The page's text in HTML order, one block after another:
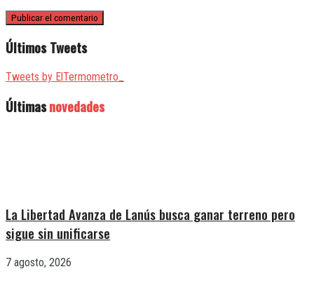
Últimos Tweets
Tweets by ElTermometro_
Últimasnovedades
La Libertad Avanza de Lanús busca ganar terreno pero
sigue sin unificarse
7 agosto, 2026